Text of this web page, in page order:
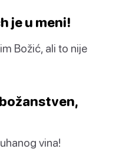
je u meni!
Božić, ali to nije
vina!